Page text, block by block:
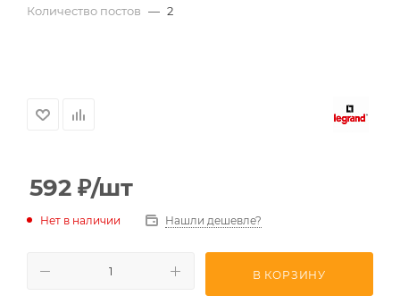
Количество постов — 2
592 ₽/шт
Нет в наличии Нашли дешевле?
В КОРЗИНУ